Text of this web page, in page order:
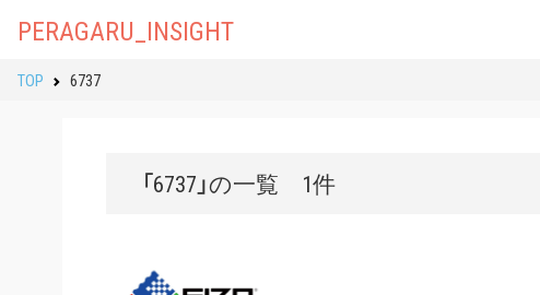
PERAGARU_INSIGHT
TOP 6737
「6737」の一覧 1件